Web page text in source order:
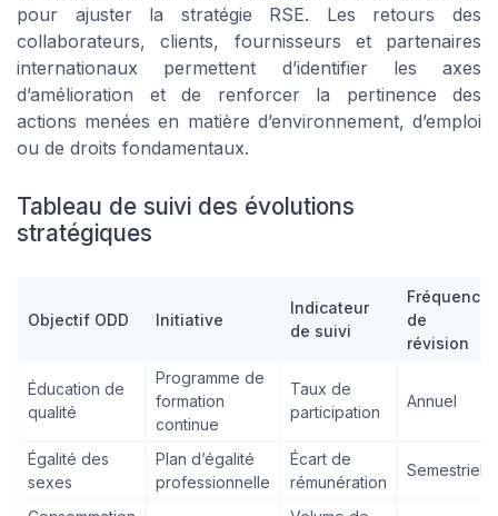
pour ajuster la stratégie RSE. Les retours des
collaborateurs, clients, fournisseurs et partenaires
internationaux permettent d’identifier les axes
d’amélioration et de renforcer la pertinence des
actions menées en matière d’environnement, d’emploi
ou de droits fondamentaux.
Tableau de suivi des évolutions
stratégiques
Objectif ODD Initiative
Indicateur
de suivi
Fréquence
de
révision
Éducation de
qualité
Programme de
formation
continue
Taux de
participation
Annuel
Égalité des
sexes
Plan d’égalité
professionnelle
Écart de
rémunération
Semestriel